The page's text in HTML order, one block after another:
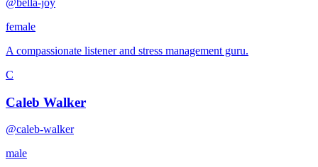
female
A compassionate listener and stress management guru.
C
Caleb Walker
@caleb-walker
male